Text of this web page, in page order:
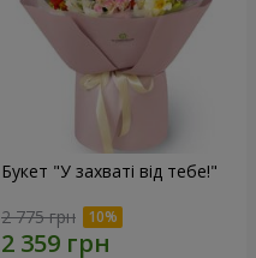
Букет "У захваті від тебе!"
2 775 грн